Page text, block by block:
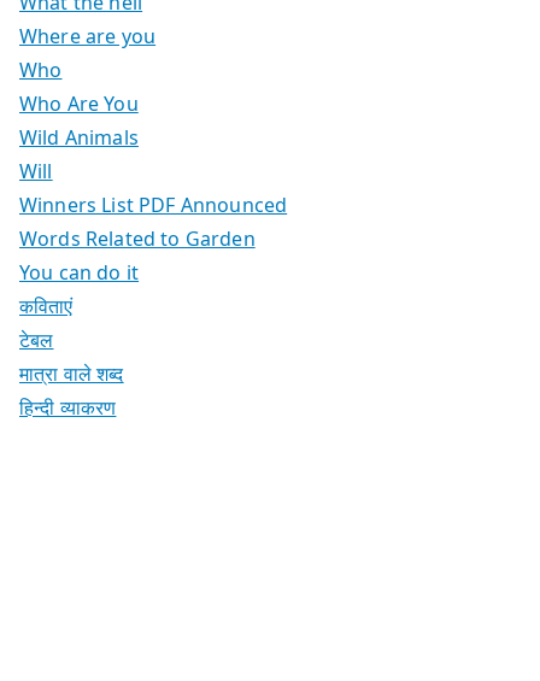
Where are you
Who
Who Are You
Wild Animals
Will
Winners List PDF Announced
Words Related to Garden
You can do it
कविताएं
टेबल
मात्रा वाले शब्द
हिन्दी व्याकरण